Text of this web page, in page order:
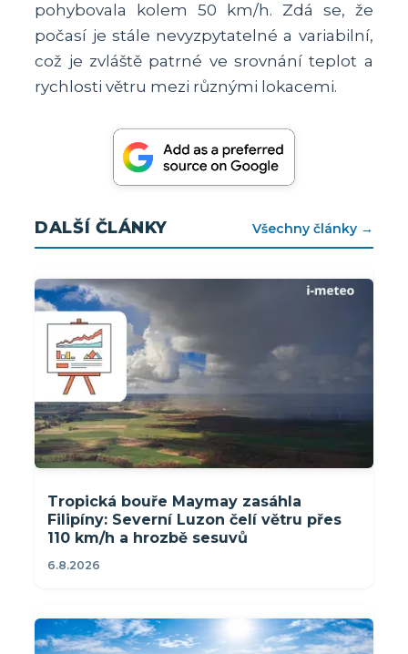
pohybovala kolem 50 km/h. Zdá se, že
počasí je stále nevyzpytatelné a variabilní,
což je zvláště patrné ve srovnání teplot a
rychlosti větru mezi různými lokacemi.
DALŠÍ ČLÁNKY Všechny články →
Tropická bouře Maymay zasáhla
Filipíny: Severní Luzon čelí větru přes
110 km/h a hrozbě sesuvů
6.8.2026